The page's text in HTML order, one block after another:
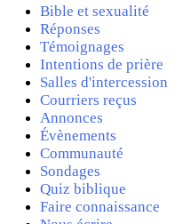
Bible et sexualité
Réponses
Témoignages
Intentions de prière
Salles d'intercession
Courriers reçus
Annonces
Évènements
Communauté
Sondages
Quiz biblique
Faire connaissance